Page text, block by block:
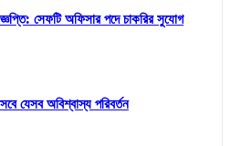
সেফটি অফিসার পদে চাকরির সুযোগ
যেসব অবিশ্বাস্য পরিবর্তন